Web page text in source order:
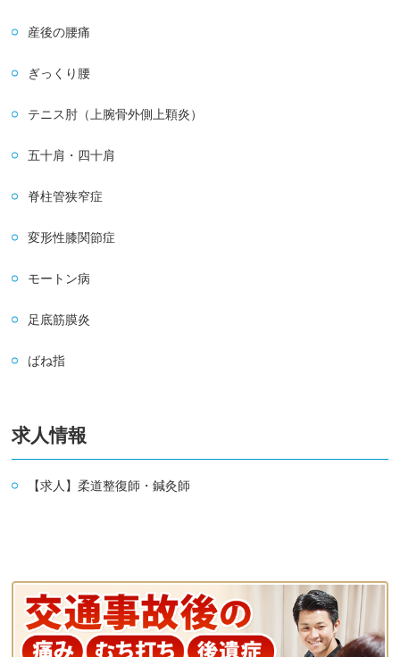
産後の腰痛
ぎっくり腰
テニス肘（上腕骨外側上顆炎）
五十肩・四十肩
脊柱管狭窄症
変形性膝関節症
モートン病
足底筋膜炎
ばね指
求人情報
【求人】柔道整復師・鍼灸師